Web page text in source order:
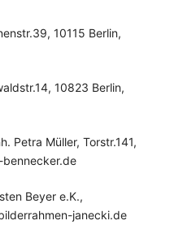
10115 Berlin,
10823 Berlin,
Petra Müller, Torstr.141,
bennecker.de
Beyer e.K.,
janecki.de